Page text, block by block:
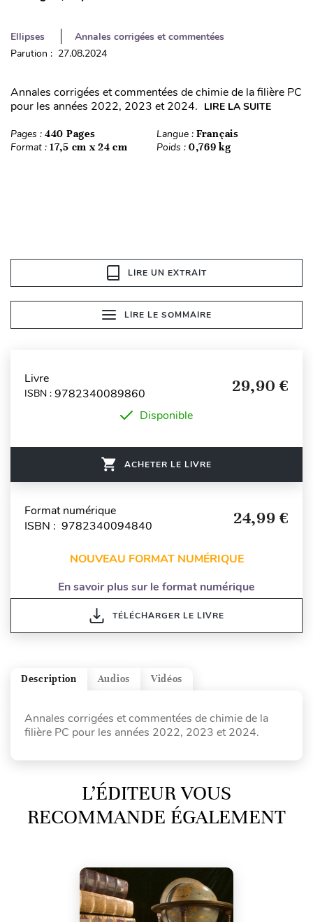
Ellipses
Annales corrigées et commentées
Parution : 27.08.2024
Annales corrigées et commentées de chimie de la filière PC
pour les années 2022, 2023 et 2024. LIRE LA SUITE
Pages : 440 Pages Langue : Français
Format : 17,5 cm x 24 cm Poids : 0,769 kg
LIRE UN EXTRAIT
LIRE LE SOMMAIRE
Livre
ISBN : 9782340089860 29,90 €
Disponible
ACHETER LE LIVRE
Format numérique
ISBN : 9782340094840
24,99 €
NOUVEAU FORMAT NUMÉRIQUE
En savoir plus sur le format numérique
TÉLÉCHARGER LE LIVRE
Vidéos
Audios
Description
Annales corrigées et commentées de chimie de la
filière PC pour les années 2022, 2023 et 2024.
L’ÉDITEUR VOUS
RECOMMANDE ÉGALEMENT